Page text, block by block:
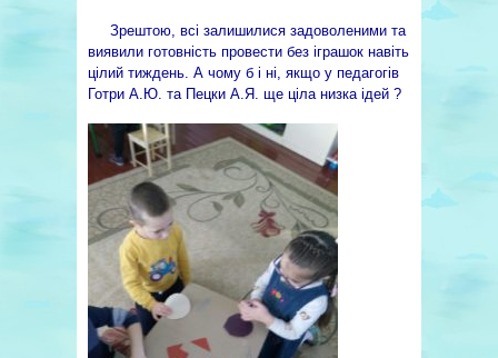
Зрештою, всі залишилися задоволеними та
виявили готовність провести без іграшок навіть
цілий тиждень. А чому б і ні, якщо у педагогів
Готри А.Ю. та Пецки А.Я. ще ціла низка ідей ?